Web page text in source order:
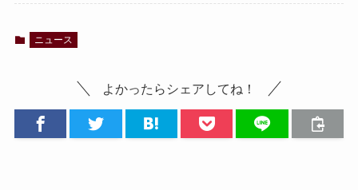
ニュース
よかったらシェアしてね！